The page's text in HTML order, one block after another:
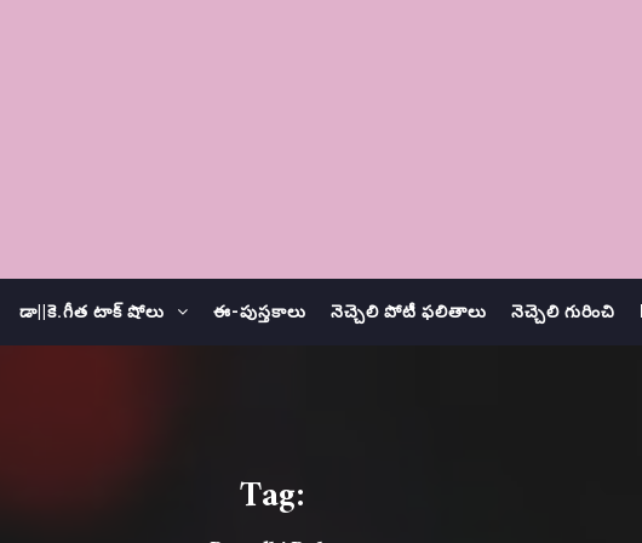
డా||కె.గీత టాక్ షోలు ఈ-పుస్తకాలు నెచ్చెలి పోటీ ఫలితాలు నెచ్చెలి గురించి
Tag: